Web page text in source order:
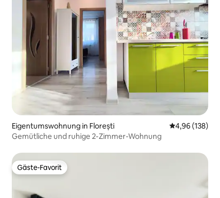
Eigentumswohnung in Florești
4,96 (138)
Gemütliche und ruhige 2-Zimmer-Wohnung
Gäste-Favorit
Gäste-Favorit